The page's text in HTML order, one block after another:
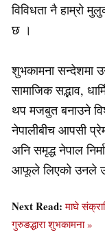
विविधता नै हाम्रो
छ ।
शुभकामना सन्देशमा
सामाजिक सद्भाव,
थप मजबुत बनाउने
नेपालीबीच आपसी
अनि समृद्ध नेपाल
आफूले लिएको उनले
Next Read:माघे
गुरुङद्धारा शुभकामना »